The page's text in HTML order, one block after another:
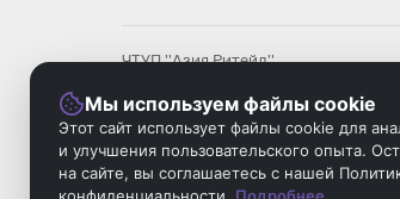
ЧТУП ''Азия Ритейл''
Юр. адрес : 220020, Минск, ул. Леси
Номер в Торговом реестре/Реестре
УНП: 193896018
Регистрационный орган:
Дата регистрации компании:
Местонахождение книги
Мы используем файлы cookie
Этот сайт использует файлы cookie для
и улучшения пользовательского опыта.
на сайте, вы соглашаетесь с нашей